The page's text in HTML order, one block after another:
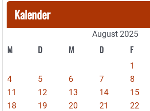
Kalender
August 2025
M D M D F
1
4
5 6 7 8
11
12 13 14 15
18
19 20 21 22